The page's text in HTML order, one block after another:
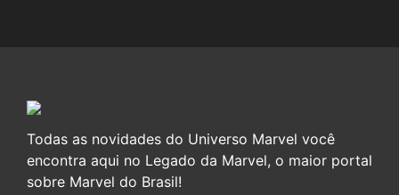
Todas as novidades do Universo Marvel você
encontra aqui no Legado da Marvel, o maior portal
sobre Marvel do Brasil!